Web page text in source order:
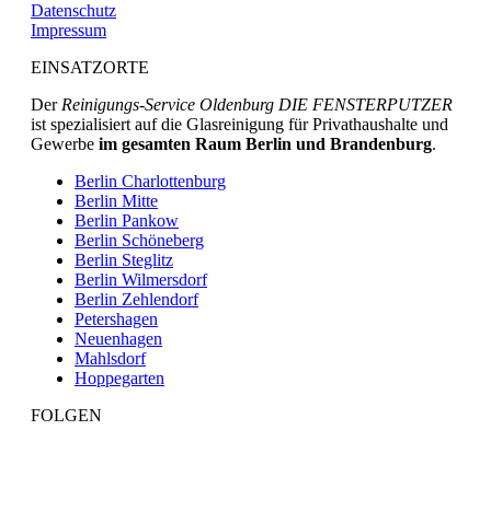
Datenschutz
Impressum
EINSATZORTE
Der Reinigungs-Service Oldenburg DIE FENSTERPUTZER
ist spezialisiert auf die Glasreinigung für Privathaushalte und
Gewerbe im gesamten Raum Berlin und Brandenburg.
Berlin Charlottenburg
Berlin Mitte
Berlin Pankow
Berlin Schöneberg
Berlin Steglitz
Berlin Wilmersdorf
Berlin Zehlendorf
Petershagen
Neuenhagen
Mahlsdorf
Hoppegarten
FOLGEN